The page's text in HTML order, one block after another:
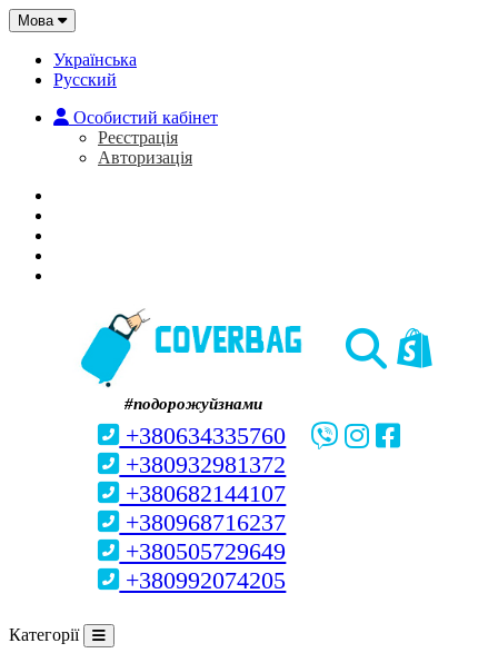
Мова
Українська
Русский
Особистий кабінет
Реєстрація
Авторизація
#подорожуйзнами
+380634335760
+380932981372
+380682144107
+380968716237
+380505729649
+380992074205
Категорії